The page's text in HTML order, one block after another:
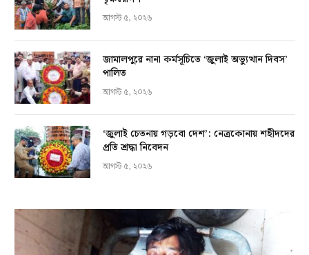
আগস্ট ৫, ২০২৬
জামালপুরে নানা কর্মসূচিতে ‘জুলাই অভ্যুত্থান দিবস’
পালিত
আগস্ট ৫, ২০২৬
‘জুলাই চেতনায় গড়বো দেশ’: নেত্রকোনায় শহীদদের
প্রতি শ্রদ্ধা নিবেদন
আগস্ট ৫, ২০২৬